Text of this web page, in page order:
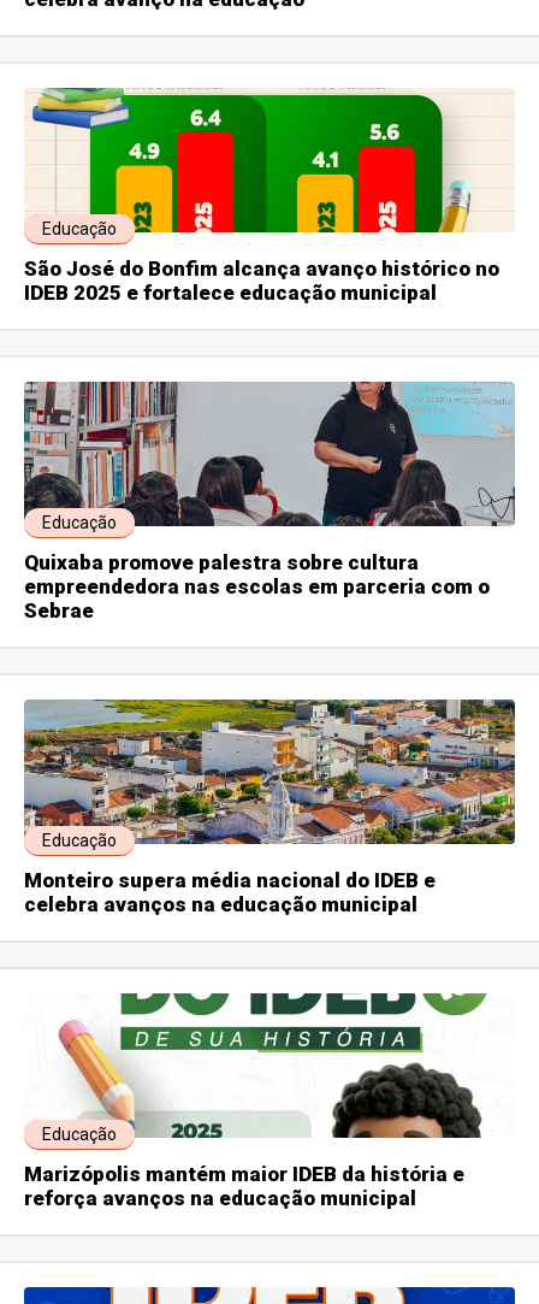
Educação
São José do Bonfim alcança avanço histórico no
IDEB 2025 e fortalece educação municipal
Educação
Quixaba promove palestra sobre cultura
empreendedora nas escolas em parceria com o
Sebrae
Educação
Monteiro supera média nacional do IDEB e
celebra avanços na educação municipal
Educação
Marizópolis mantém maior IDEB da história e
reforça avanços na educação municipal